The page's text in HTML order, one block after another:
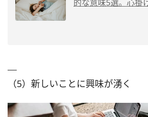
的な意味5選。心掛
（5）新しいことに興味が湧く